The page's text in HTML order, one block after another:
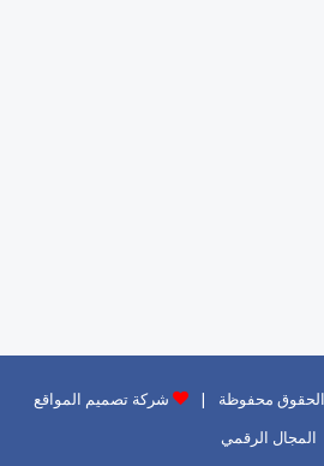
شركة تصميم المواقع
المجال الرقمي